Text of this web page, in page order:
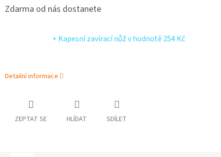
Zdarma od nás dostanete
+ Kapesní zavírací nůžv hodnotě 254 Kč
Detailní informace
ZEPTAT SE HLÍDAT SDÍLET